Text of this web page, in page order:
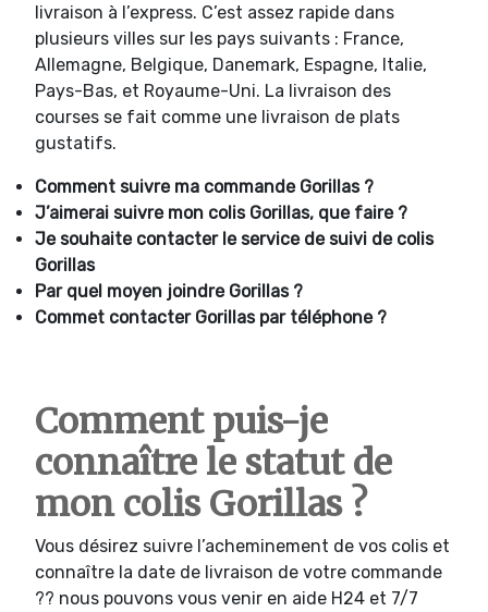
livraison à l’express. C’est assez rapide dans
plusieurs villes sur les pays suivants : France,
Allemagne, Belgique, Danemark, Espagne, Italie,
Pays-Bas, et Royaume-Uni. La livraison des
courses se fait comme une livraison de plats
gustatifs.
Comment suivre ma commande Gorillas ?
J’aimerai suivre mon colis Gorillas, que faire ?
Je souhaite contacter le service de suivi de colis
Gorillas
Par quel moyen joindre Gorillas ?
Commet contacter Gorillas par téléphone ?
Comment puis-je
connaître le statut de
mon colis Gorillas ?
Vous désirez suivre l’acheminement de vos colis et
connaître la date de livraison de votre commande
?? nous pouvons vous venir en aide H24 et 7/7